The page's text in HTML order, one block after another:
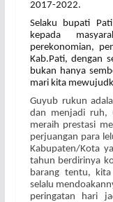
2017-2022.
Selaku bupati Pati
kepada
perekonomian,
Kab.Pati, dengan
bukan hanya
mari kita
Guyub rukun
dan menjadi ruh,
meraih prestasi
perjuangan para
Kabupaten/Kota
tahun berdirinya
barang tentu,
selalu
peringatan hari